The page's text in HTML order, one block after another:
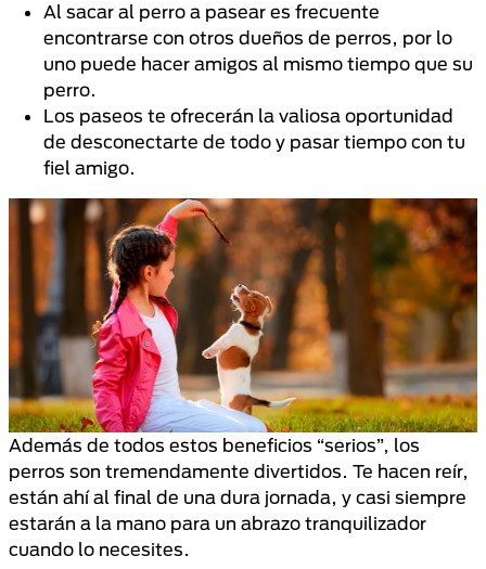
Al sacar al perro a pasear es frecuente
encontrarse con otros dueños de perros, por lo
uno puede hacer amigos al mismo tiempo que su
perro.
Los paseos te ofrecerán la valiosa oportunidad
de desconectarte de todo y pasar tiempo con tu
fiel amigo.
Además de todos estos beneficios “serios”, los
perros son tremendamente divertidos. Te hacen reír,
están ahí al final de una dura jornada, y casi siempre
estarán a la mano para un abrazo tranquilizador
cuando lo necesites.